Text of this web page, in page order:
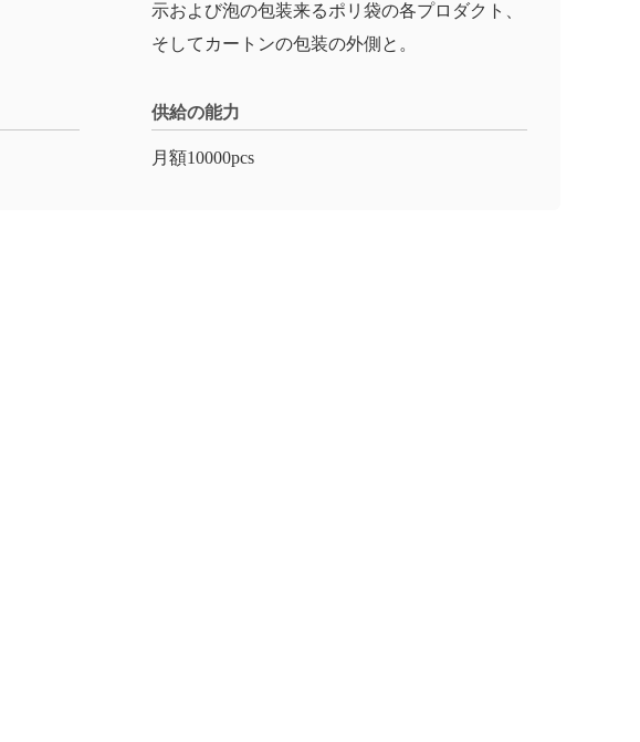
示および泡の包装来るポリ袋の各プロダクト、
そしてカートンの包装の外側と。
供給の能力
月額10000pcs